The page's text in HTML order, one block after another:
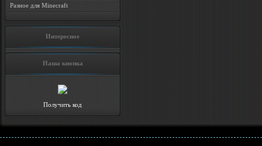
Разное для Minecraft
Интересное
Наша кнопка
Получить код